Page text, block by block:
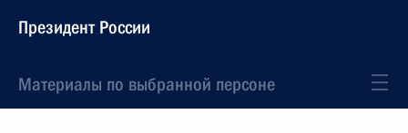
Президент России
Материалы по выбранной персоне